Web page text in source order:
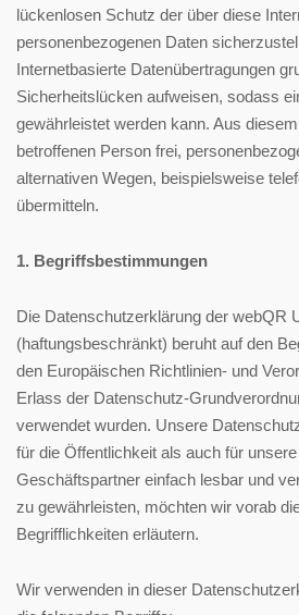
lückenlosen Schutz der über diese
personenbezogenen Daten
Internetbasierte Datenübertragungen
Sicherheitslücken aufweisen, sodass
gewährleistet werden kann. Aus
betroffenen Person frei,
alternativen Wegen, beispielsweise
übermitteln.
1. Begriffsbestimmungen
Die Datenschutzerklärung der webQR
(haftungsbeschränkt) beruht auf den
den Europäischen Richtlinien- und
Erlass der Datenschutz-
verwendet wurden. Unsere
für die Öffentlichkeit als auch für
Geschäftspartner einfach lesbar und
zu gewährleisten, möchten wir vorab
Begrifflichkeiten erläutern.
Wir verwenden in dieser